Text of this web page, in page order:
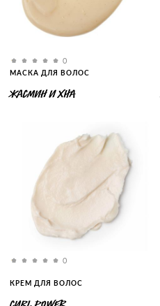
0
МАСКА ДЛЯ ВОЛОС
ЖАСМИН И ХНА
0
КРЕМ ДЛЯ ВОЛОС